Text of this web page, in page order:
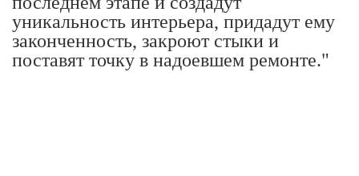
уникальность интерьера, придадут ему
законченность, закроют стыки и
поставят точку в надоевшем ремонте."